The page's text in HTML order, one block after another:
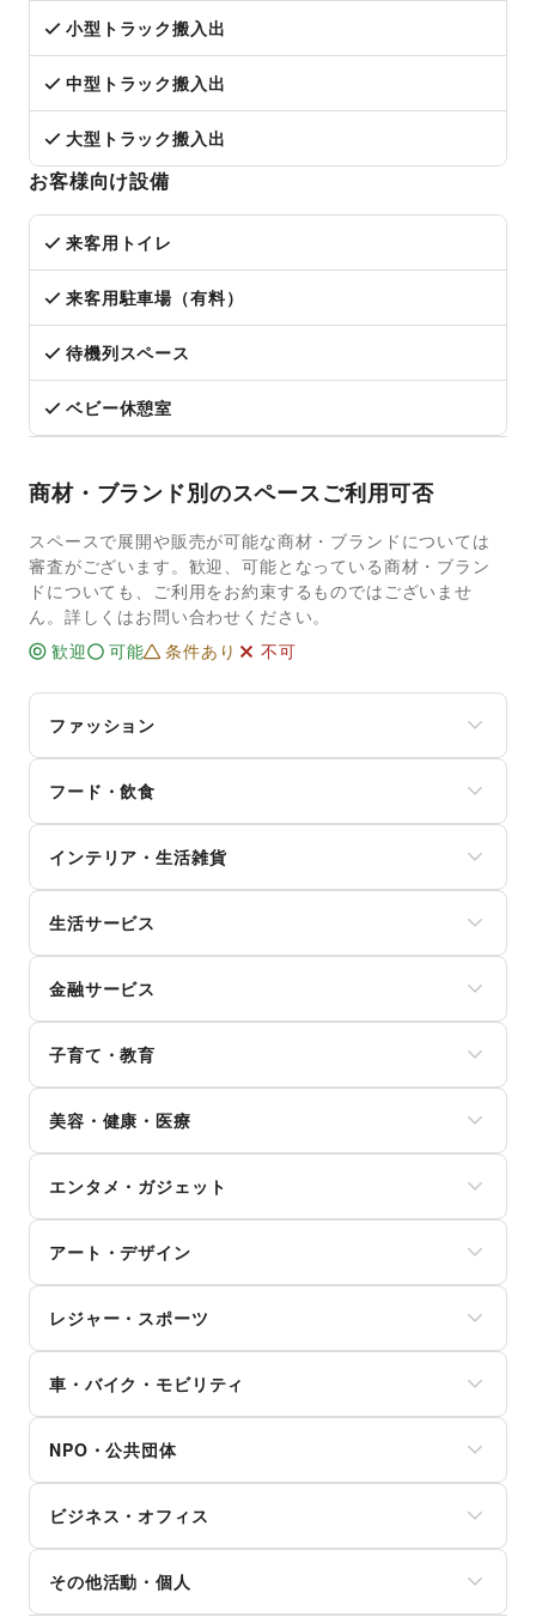
小型トラック搬入出
中型トラック搬入出
大型トラック搬入出
お客様向け設備
来客用トイレ
来客用駐車場（有料）
待機列スペース
ベビー休憩室
商材・ブランド別のスペースご利用可否
スペースで展開や販売が可能な商材・ブランドについては
審査がございます。歓迎、可能となっている商材・ブラン
ドについても、ご利用をお約束するものではございませ
ん。詳しくはお問い合わせください。
歓迎
可能 条件あり 不可
ファッション
レディースファッション
ユニセックス
インナー・ルームウェア
キッズ・ベビー・マタニティ
スポーツ
シーズナルウェア
腕時計
靴
バッグ・革小物
ファッション雑貨
和服・着物
古着
その他ファッション
フード・飲食
和菓子
パン
お弁当・惣菜
軽食・ホットスナック
コーヒー・紅茶
その他飲料
食材・調味料
物産展・マルシェ
キッチンカー・移動販売
野菜・果物・生鮮食品
その他フード・飲食
インテリア・生活雑貨
寝具・ベッド
家具・家電
キッチン雑貨・調理器具
掃除用品・生活便利品
文房具
手芸・ハンドメイド
花・盆栽・ドライフラワー
犬・猫・ペット
日用雑貨
食器・陶磁器
その他インテリア・生活雑貨
生活サービス
インターネット・プロバイダ
電気・ガス
ウォーターサーバー
ハウスクリーニング・家事代行
定期宅配
リサイクル雑貨・古本
冠婚葬祭
資格・習い事
リフォーム
住宅（購入・賃貸）
たばこ
修理・メンテナンス
就職・転職・求人
金融サービス
保険
銀行
住宅ローン
証券・FX
不動産投資
その他金融サービス
子育て・教育
ランドセル
学習教材・通信教育
子供向け教室・レッスン
塾・家庭教師
おもちゃ・絵本
その他子育て・教育
美容・健康・医療
ダイエット・健康グッズ
美容・コスメ・香水
ヘアケア・シャンプー
美容家電
ヘアサロン・ネイルサロン
マッサージ・整体
女性用品・フェムテック
コンタクトレンズ
医療・医薬品
その他美容・健康
エンタメ・ガジェット
スマホアクセサリー
ガジェット
ゲーム
アニメ
コミック・マンガ
アイドル・芸能人
CD・DVD・本・雑誌
Webメディア・アプリ
テレビ・ドラマ
映画
音楽・ライブ
演劇
占い
アート・デザイン
写真・イラストレーション
立体作品・彫刻
その他アート・デザイン
レジャー・スポーツ
キャンプ・アウトドア
野球
サッカー
バスケットボール
ゴルフ
その他レジャー・スポーツ
車・バイク・モビリティ
バイク・オートバイ
自転車・ロードバイク
マイクロモビリティ
その他車・バイク・モビリティ
NPO・公共団体
外国団体・大使館
募金・寄付
NPO・ボランティア活動
その他NPO・公共団体
ビジネス・オフィス
オフィス家具・OA機器
イベント企画・運営
その他活動・個人